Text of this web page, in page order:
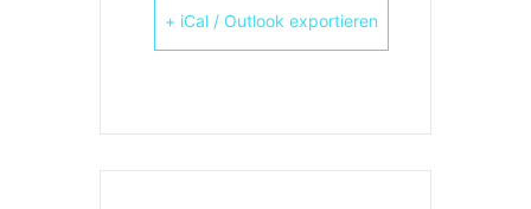
+ iCal / Outlook exportieren